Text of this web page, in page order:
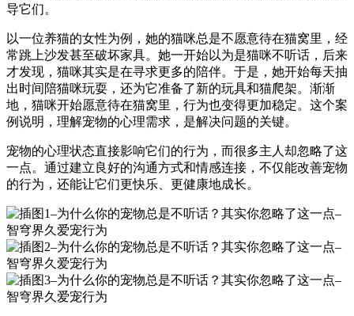
导它们。
以一位养猫的女性为例，她的猫咪总是不愿意待在猫窝里，经
常跳上沙发甚至破坏家具。她一开始以为是猫咪不听话，后来
才发现，猫咪其实是在寻求更多的陪伴。于是，她开始每天抽
出时间陪猫咪玩耍，还为它准备了新的玩具和猫爬架。渐渐
地，猫咪开始愿意待在猫窝里，行为也变得更加稳定。这个案
例说明，理解宠物的心理需求，是解决问题的关键。
宠物的心理状态直接影响它们的行为，而很多主人却忽略了这
一点。通过建立良好的沟通方式和情感连接，不仅能改善宠物
的行为，还能让它们更快乐、更健康地成长。